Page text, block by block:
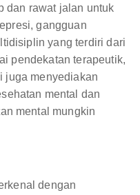
dan rawat jalan untuk
gangguan
yang terdiri dari
pendekatan terapeutik,
juga menyediakan
mental dan
mental mungkin
dengan